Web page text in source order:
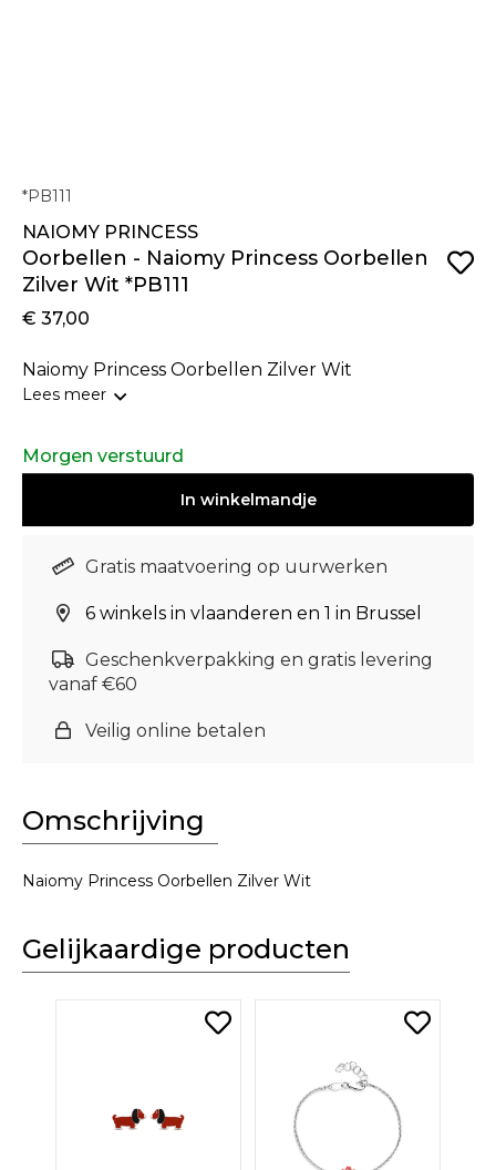
*PB111
NAIOMY PRINCESS
Oorbellen - Naiomy Princess Oorbellen
Zilver Wit *PB111
€ 37,00
Naiomy Princess Oorbellen Zilver Wit
Lees meer
Morgen verstuurd
In winkelmandje
Gratis maatvoering op uurwerken
6 winkels in vlaanderen en 1 in Brussel
Geschenkverpakking en gratis levering
vanaf €60
Veilig online betalen
Omschrijving
Naiomy Princess Oorbellen Zilver Wit
Gelijkaardige producten